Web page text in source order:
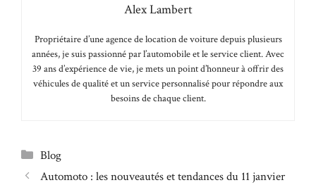
Alex Lambert
Propriétaire d’une agence de location de voiture depuis plusieurs
années, je suis passionné par l’automobile et le service client. Avec
39 ans d’expérience de vie, je mets un point d’honneur à offrir des
véhicules de qualité et un service personnalisé pour répondre aux
besoins de chaque client.
Catégories
Blog
Automoto : les nouveautés et tendances du 11 janvier